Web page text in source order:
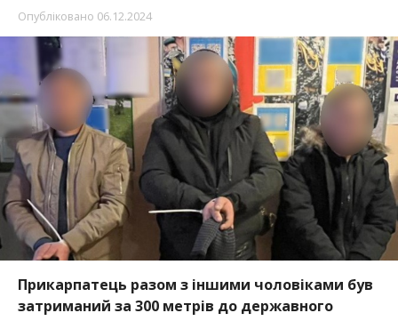
Опубліковано 06.12.2024
Прикарпатець разом з іншими чоловіками був
затриманий за 300 метрів до державного